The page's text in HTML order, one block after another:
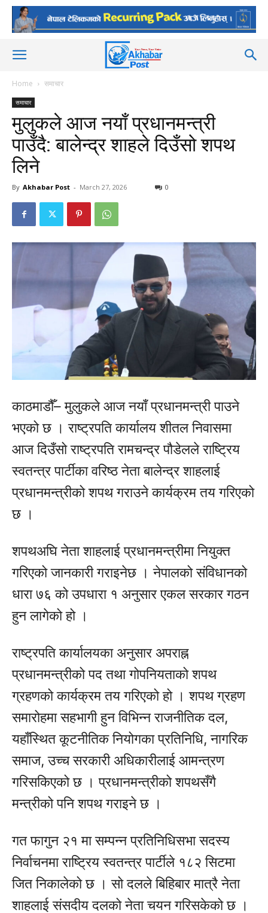
Home समाचार
समाचार
मुलुकले आज नयाँ प्रधानमन्त्री
पाउँदै: बालेन्द्र शाहले दिउँसो शपथ
लिने
By Akhabar Post - March 27, 2026 0
काठमाडौँ– मुलुकले आज नयाँ प्रधानमन्त्री पाउने
भएको छ । राष्ट्रपति कार्यालय शीतल निवासमा
आज दिउँसो राष्ट्रपति रामचन्द्र पौडेलले राष्ट्रिय
स्वतन्त्र पार्टीका वरिष्ठ नेता बालेन्द्र शाहलाई
प्रधानमन्त्रीको शपथ गराउने कार्यक्रम तय गरिएको
छ ।
शपथअघि नेता शाहलाई प्रधानमन्त्रीमा नियुक्त
गरिएको जानकारी गराइनेछ । नेपालको संविधानको
धारा ७६ को उपधारा १ अनुसार एकल सरकार गठन
हुन लागेको हो ।
राष्ट्रपति कार्यालयका अनुसार अपराह्न
प्रधानमन्त्रीको पद तथा गोपनियताको शपथ
ग्रहणको कार्यक्रम तय गरिएको हो । शपथ ग्रहण
समारोहमा सहभागी हुन विभिन्न राजनीतिक दल,
यहाँस्थित कूटनीतिक नियोगका प्रतिनिधि, नागरिक
समाज, उच्च सरकारी अधिकारीलाई आमन्त्रण
गरिसकिएको छ । प्रधानमन्त्रीको शपथसँगै
मन्त्रीको पनि शपथ गराइने छ ।
गत फागुन २१ मा सम्पन्न प्रतिनिधिसभा सदस्य
निर्वाचनमा राष्ट्रिय स्वतन्त्र पार्टीले १८२ सिटमा
जित निकालेको छ । सो दलले बिहिबार मात्रै नेता
शाहलाई संसदीय दलको नेता चयन गरिसकेको छ ।